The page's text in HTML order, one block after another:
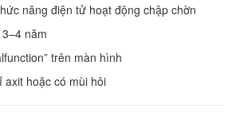
năng điện tử hoạt động chập chờn
năm
trên màn hình
hoặc có mùi hôi